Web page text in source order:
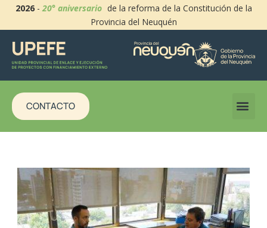
2026-20° aniversario de la reforma de la Constitución de la
Provincia del Neuquén
CONTACTO